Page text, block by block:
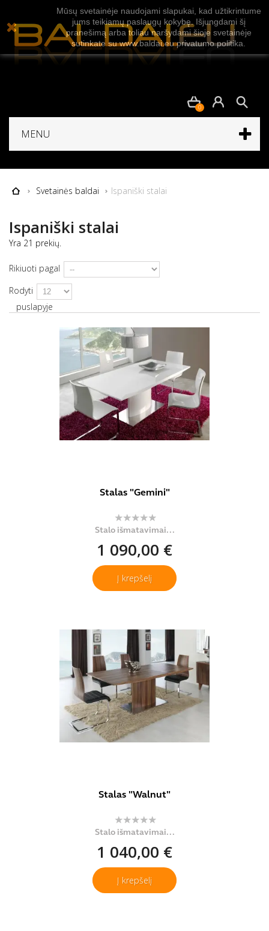
0
MENU
Svetainės baldai Ispaniški stalai
Ispaniški stalai
Yra 21 prekių.
Rikiuoti pagal
Rodyti
puslapyje
Stalas "Gemini"
Stalo išmatavimai...
1 090,00 €
Į krepšelį
Stalas "Walnut"
Stalo išmatavimai...
1 040,00 €
Į krepšelį
Mūsų svetainėje naudojami slapukai, kad užtikrintume
jums teikiamų paslaugų kokybę. Išjungdami šį
pranešimą arba toliau naršydami šioje svetainėje
sutinkate su www.baldai.eu privatumo politika.